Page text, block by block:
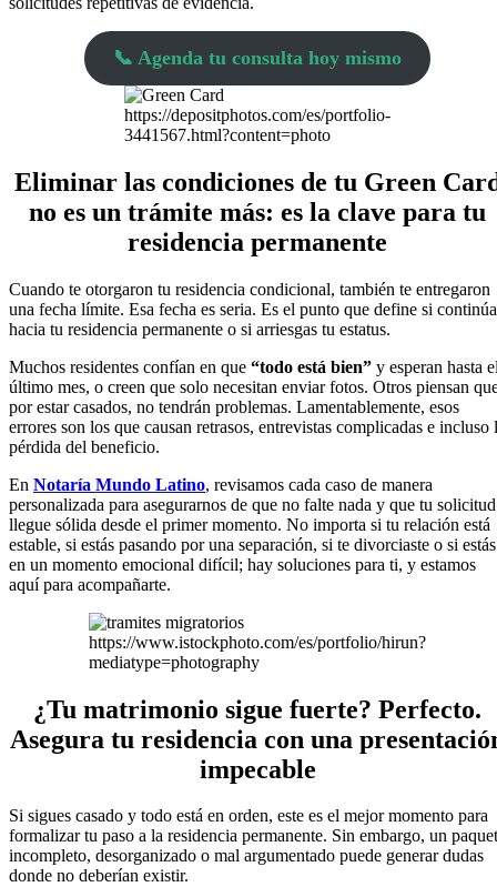
📞 Agenda tu consulta hoy mismo
https://depositphotos.com/es/portfolio-
3441567.html?content=photo
Eliminar las condiciones de tu Green
no es un trámite más: es la clave para tu
residencia permanente
Cuando te otorgaron tu residencia condicional, también te entregaron
una fecha límite. Esa fecha es seria. Es el punto que define si
hacia tu residencia permanente o si arriesgas tu estatus.
Muchos residentes confían en que “todo está bien” y esperan hasta
último mes, o creen que solo necesitan enviar fotos. Otros piensan
por estar casados, no tendrán problemas. Lamentablemente, esos
errores son los que causan retrasos, entrevistas complicadas e incluso
pérdida del beneficio.
En Notaría Mundo Latino, revisamos cada caso de manera
personalizada para asegurarnos de que no falte nada y que tu solicitud
llegue sólida desde el primer momento. No importa si tu relación está
estable, si estás pasando por una separación, si te divorciaste o si estás
en un momento emocional difícil; hay soluciones para ti, y estamos
aquí para acompañarte.
https://www.istockphoto.com/es/portfolio/hirun?
mediatype=photography
¿Tu matrimonio sigue fuerte? Perfecto.
Asegura tu residencia con una
impecable
Si sigues casado y todo está en orden, este es el mejor momento para
formalizar tu paso a la residencia permanente. Sin embargo, un
incompleto, desorganizado o mal argumentado puede generar dudas
donde no deberían existir.